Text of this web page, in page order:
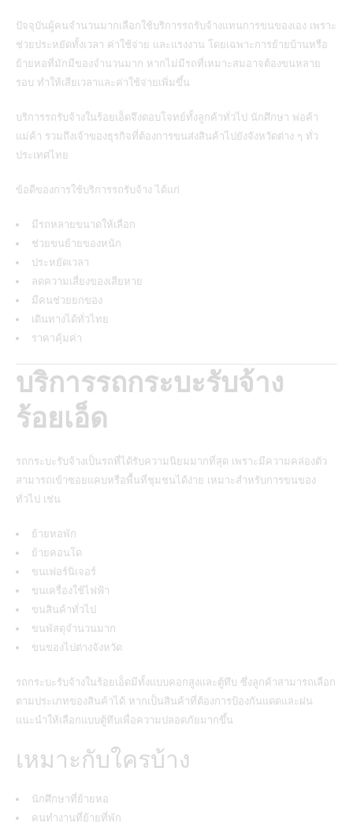
ปัจจุบันผู้คนจำนวนมากเลือกใช้บริการรถรับจ้างแทนการขนของเอง เพราะ
ช่วยประหยัดทั้งเวลา ค่าใช้จ่าย และแรงงาน โดยเฉพาะการย้ายบ้านหรือ
ย้ายหอที่มักมีของจำนวนมาก หากไม่มีรถที่เหมาะสมอาจต้องขนหลาย
รอบ ทำให้เสียเวลาและค่าใช้จ่ายเพิ่มขึ้น
บริการรถรับจ้างในร้อยเอ็ดจึงตอบโจทย์ทั้งลูกค้าทั่วไป นักศึกษา พ่อค้า
แม่ค้า รวมถึงเจ้าของธุรกิจที่ต้องการขนส่งสินค้าไปยังจังหวัดต่าง ๆ ทั่ว
ประเทศไทย
ข้อดีของการใช้บริการรถรับจ้าง ได้แก่
มีรถหลายขนาดให้เลือก
ช่วยขนย้ายของหนัก
ประหยัดเวลา
ลดความเสี่ยงของเสียหาย
มีคนช่วยยกของ
เดินทางได้ทั่วไทย
ราคาคุ้มค่า
บริการรถกระบะรับจ้าง
ร้อยเอ็ด
รถกระบะรับจ้างเป็นรถที่ได้รับความนิยมมากที่สุด เพราะมีความคล่องตัว
สามารถเข้าซอยแคบหรือพื้นที่ชุมชนได้ง่าย เหมาะสำหรับการขนของ
ทั่วไป เช่น
ย้ายหอพัก
ย้ายคอนโด
ขนเฟอร์นิเจอร์
ขนเครื่องใช้ไฟฟ้า
ขนสินค้าทั่วไป
ขนพัสดุจำนวนมาก
ขนของไปต่างจังหวัด
รถกระบะรับจ้างในร้อยเอ็ดมีทั้งแบบคอกสูงและตู้ทึบ ซึ่งลูกค้าสามารถเลือก
ตามประเภทของสินค้าได้ หากเป็นสินค้าที่ต้องการป้องกันแดดและฝน
แนะนำให้เลือกแบบตู้ทึบเพื่อความปลอดภัยมากขึ้น
เหมาะกับใครบ้าง
นักศึกษาที่ย้ายหอ
คนทำงานที่ย้ายที่พัก